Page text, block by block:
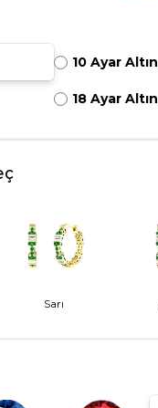
10 Ayar Altın
18 Ayar Altın
Sarı